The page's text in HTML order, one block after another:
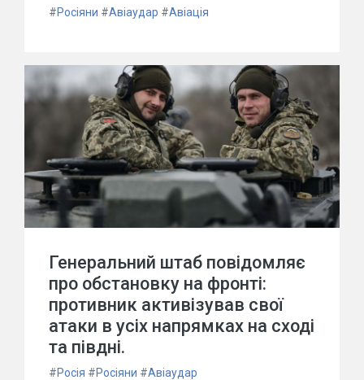
#Росіяни #Авіаудар #Авіація
Генеральний штаб повідомляє
про обстановку на фронті:
противник активізував свої
атаки в усіх напрямках на сході
та півдні.
#Росія #Росіяни #Авіаудар